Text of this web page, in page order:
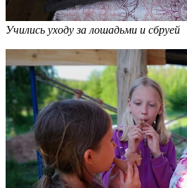
Учились уходу за лошадьми и сбруей